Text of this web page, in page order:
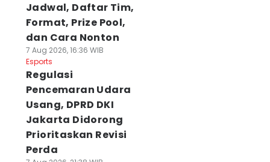
Jadwal, Daftar Tim,
Format, Prize Pool,
dan Cara Nonton
7 Aug 2026, 16:36 WIB
Esports
Regulasi
Pencemaran Udara
Usang, DPRD DKI
Jakarta Didorong
Prioritaskan Revisi
Perda